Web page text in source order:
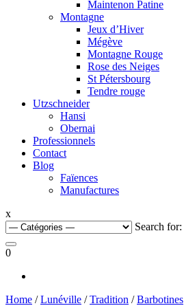
Maintenon Patine
Montagne
Jeux d’Hiver
Mégève
Montagne Rouge
Rose des Neiges
St Pétersbourg
Tendre rouge
Utzschneider
Hansi
Obernai
Professionnels
Contact
Blog
Faïences
Manufactures
x
Search for:
0
Home /Lunéville /Tradition /Barbotines